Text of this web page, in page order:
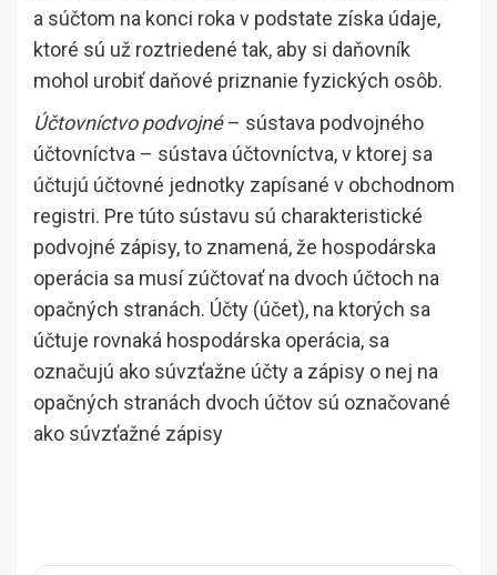
a súčtom na konci roka v podstate získa údaje,
ktoré sú už roztriedené tak, aby si daňovník
mohol urobiť daňové priznanie fyzických osôb.
Účtovníctvo podvojné– sústava podvojného
účtovníctva – sústava účtovníctva, v ktorej sa
účtujú účtovné jednotky zapísané v obchodnom
registri. Pre túto sústavu sú charakteristické
podvojné zápisy, to znamená, že hospodárska
operácia sa musí zúčtovať na dvoch účtoch na
opačných stranách. Účty (účet), na ktorých sa
účtuje rovnaká hospodárska operácia, sa
označujú ako súvzťažne účty a zápisy o nej na
opačných stranách dvoch účtov sú označované
ako súvzťažné zápisy